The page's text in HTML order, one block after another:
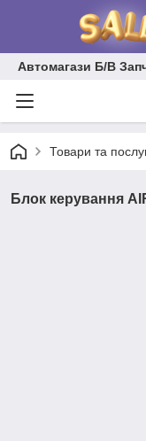
Автомагази Б/В
Товари та
Блок керування